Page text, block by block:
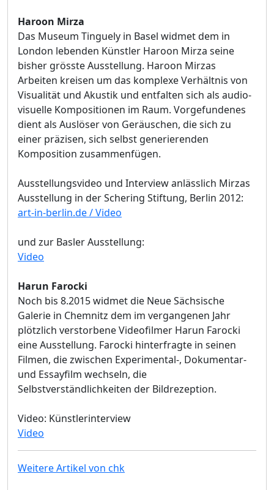
Haroon Mirza
Das Museum Tinguely in Basel widmet dem in
London lebenden Künstler Haroon Mirza seine
bisher grösste Ausstellung. Haroon Mirzas
Arbeiten kreisen um das komplexe Verhältnis von
Visualität und Akustik und entfalten sich als audio-
visuelle Kompositionen im Raum. Vorgefundenes
dient als Auslöser von Geräuschen, die sich zu
einer präzisen, sich selbst generierenden
Komposition zusammenfügen.
Ausstellungsvideo und Interview anlässlich Mirzas
Ausstellung in der Schering Stiftung, Berlin 2012:
art-in-berlin.de / Video
und zur Basler Ausstellung:
Video
Harun Farocki
Noch bis 8.2015 widmet die Neue Sächsische
Galerie in Chemnitz dem im vergangenen Jahr
plötzlich verstorbene Videofilmer Harun Farocki
eine Ausstellung. Farocki hinterfragte in seinen
Filmen, die zwischen Experimental-, Dokumentar-
und Essayfilm wechseln, die
Selbstverständlichkeiten der Bildrezeption.
Video: Künstlerinterview
Video
Weitere Artikel von chk